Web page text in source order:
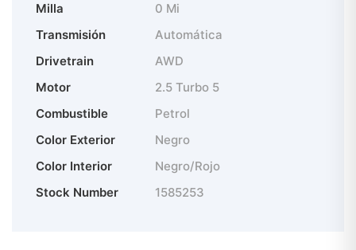
Milla
0 Mi
Transmisión
Automática
Drivetrain
AWD
Motor
2.5 Turbo 5
Combustible
Petrol
Color Exterior
Negro
Color Interior
Negro/Rojo
Stock Number
1585253